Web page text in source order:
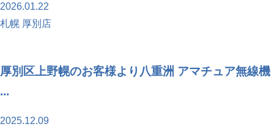
2026.01.22
札幌 厚別店
厚別区上野幌のお客様より八重洲 アマチュア無線機
...
2025.12.09